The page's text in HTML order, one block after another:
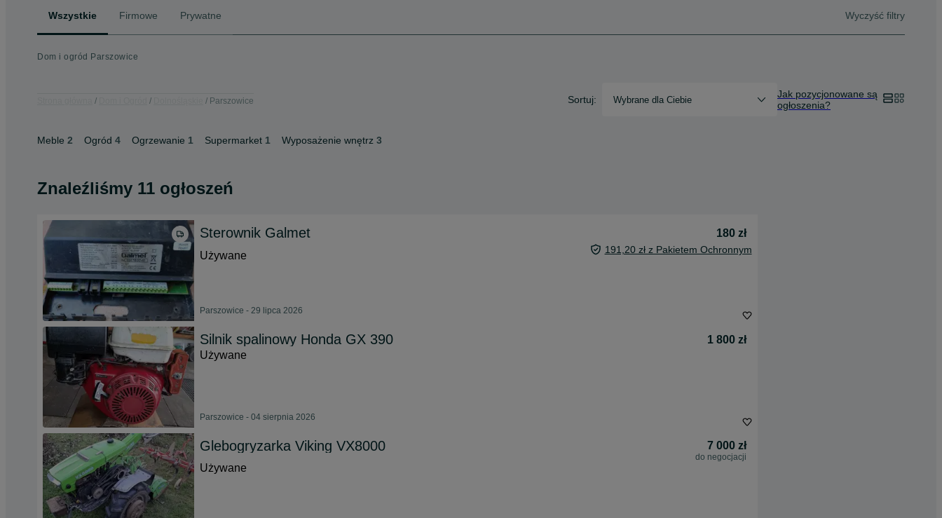
Wszystkie Firmowe Prywatne Wyczyść filtry
Dom i ogród Parszowice
Parszowice Sortuj: Wybrane dla Ciebie
Jak pozycjonowane są
ogłoszenia?
Meble 2 Ogród 4 Ogrzewanie 1 Supermarket 1 Wyposażenie wnętrz 3
Znaleźliśmy 11 ogłoszeń
Sterownik Galmet
180 zł
Używane
191,20 zł z Pakietem Ochronnym
Parszowice - 29 lipca 2026
Silnik spalinowy Honda GX 390
1 800 zł
Używane
Parszowice - 04 sierpnia 2026
Glebogryzarka Viking VX8000 7 000 zł
do negocjacji
Używane